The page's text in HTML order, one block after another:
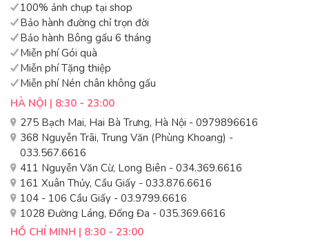
100% ảnh chụp tại shop
Bảo hành đường chỉ trọn đời
Bảo hành Bông gấu 6 tháng
Miễn phí Gói quà
Miễn phí Tặng thiệp
Miễn phí Nén chân không gấu
HÀ NỘI | 8:30 - 23:00
275 Bạch Mai, Hai Bà Trưng, Hà Nội - 0979896616
368 Nguyễn Trãi, Trung Văn (Phùng Khoang) -
033.567.6616
411 Nguyễn Văn Cừ, Long Biên - 034.369.6616
161 Xuân Thủy, Cầu Giấy - 033.876.6616
104 - 106 Cầu Giấy - 03.9799.6616
1028 Đường Láng, Đống Đa - 035.369.6616
HỒ CHÍ MINH | 8:30 - 23:00